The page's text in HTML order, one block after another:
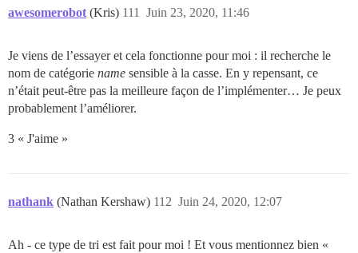
awesomerobot (Kris) Juin 23, 2020, 11:46
111
Je viens de l’essayer et cela fonctionne pour moi : il recherche le
nom de catégorie name sensible à la casse. En y repensant, ce
n’était peut-être pas la meilleure façon de l’implémenter… Je peux
probablement l’améliorer.
3 « J'aime »
nathank (Nathan Kershaw) Juin 24, 2020, 12:07
112
Ah - ce type de tri est fait pour moi ! Et vous mentionnez bien «